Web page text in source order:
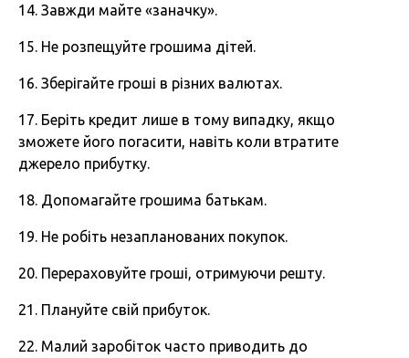
14. Завжди майте «заначку».
15. Не розпещуйте грошима дітей.
16. Зберігайте гроші в різних валютах.
17. Беріть кредит лише в тому випадку, якщо
зможете його погасити, навіть коли втратите
джерело прибутку.
18. Допомагайте грошима батькам.
19. Не робіть незапланованих покупок.
20. Перераховуйте гроші, отримуючи решту.
21. Плануйте свій прибуток.
22. Малий заробіток часто приводить до